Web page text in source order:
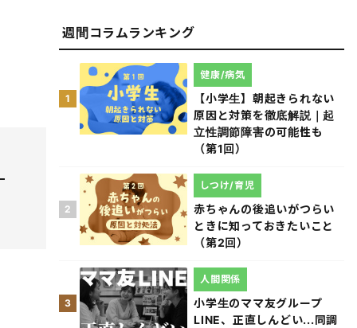
週間コラムランキング
1
【小学生】朝起きられない
原因と対策を徹底解説｜起
立性調節障害の可能性も
（第1回）
健康/病気
2
赤ちゃんの後追いがつらい
ときに知っておきたいこと
（第2回）
しつけ/育児
3
小学生のママ友グループ
LINE、正直しんどい...同調
人間関係